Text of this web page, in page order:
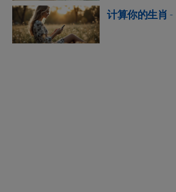
计算你的生肖 -